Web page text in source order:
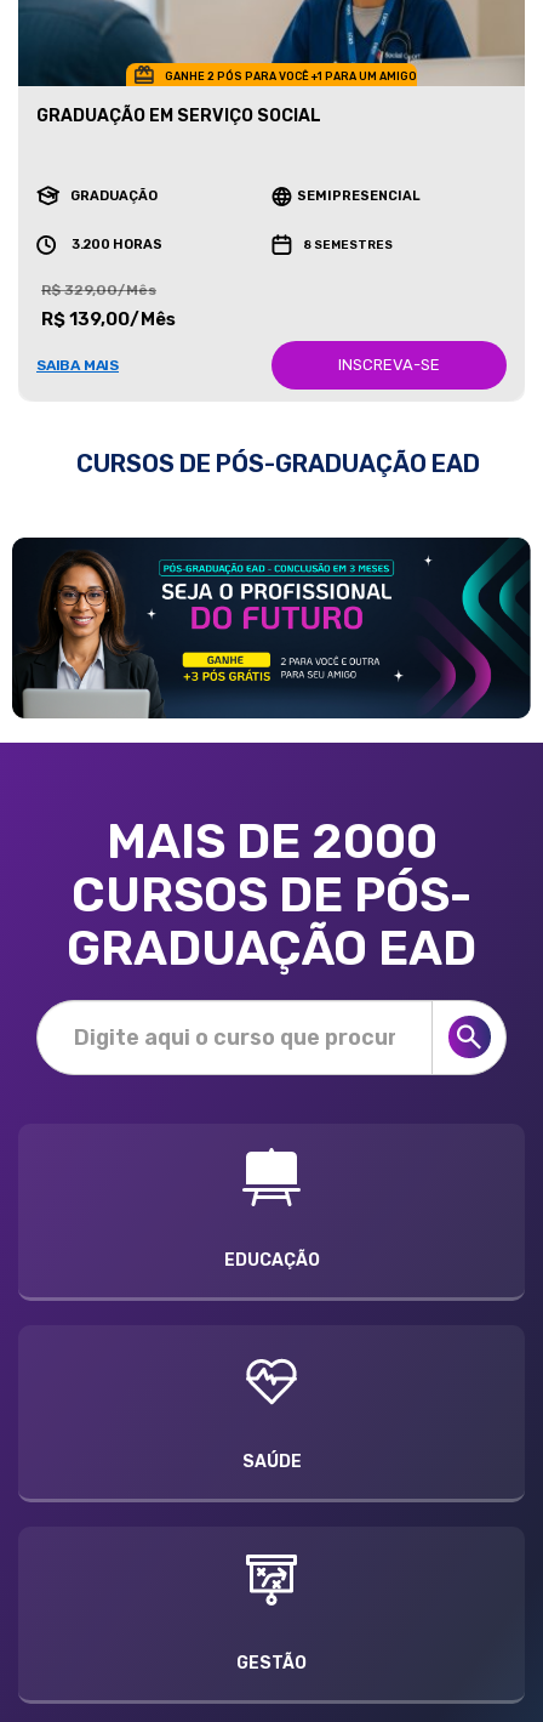
GANHE 2 PÓS PARA VOCÊ +1 PARA UM AMIGO
GRADUAÇÃO EM SERVIÇO SOCIAL
GRADUAÇÃO SEMIPRESENCIAL
3.200 HORAS 8 SEMESTRES
R$ 329,00/Mês
R$ 139,00/Mês
SAIBA MAIS INSCREVA-SE
CURSOS DE PÓS-GRADUAÇÃO EAD
MAIS DE 2000
CURSOS DE PÓS-
GRADUAÇÃO EAD
EDUCAÇÃO
SAÚDE
GESTÃO